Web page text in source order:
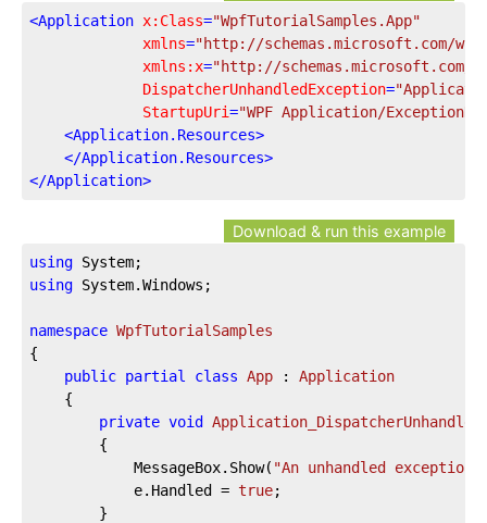
<Application x:Class="WpfTutorialSamples.App"
xmlns="http://schemas.microsoft.com/
xmlns:x="http://schemas.microsoft.com/
DispatcherUnhandledException=
StartupUri="WPF Application/
<Application.Resources>
</Application.Resources>
</Application>
Download & run this example
using
using System.Windows;
namespace WpfTutorialSamples
{
public partial class App : Application
private void
			MessageBox.Show(
"An unhandled
			e.Handled =
true;